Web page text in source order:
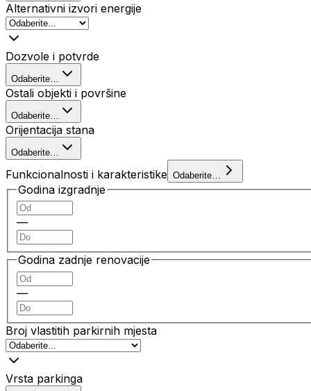
Alternativni izvori energije
Dozvole i potvrde
Odaberite…
Ostali objekti i površine
Odaberite…
Orijentacija stana
Odaberite…
Funkcionalnosti i karakteristike Odaberite…
Godina izgradnje
—
Godina zadnje renovacije
—
Broj vlastitih parkirnih mjesta
Vrsta parkinga